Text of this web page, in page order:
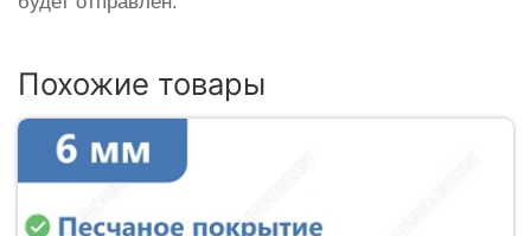
Похожие товары